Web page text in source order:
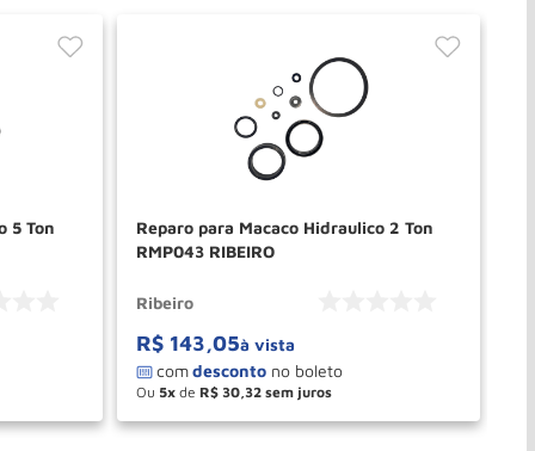
5 Ton
Reparo para Macaco Hidraulico 2 Ton
RMP043 RIBEIRO
Ribeiro
R$ 143,05à vista
Ou 5 de R$ 30,32
＋
－ COMPRAR